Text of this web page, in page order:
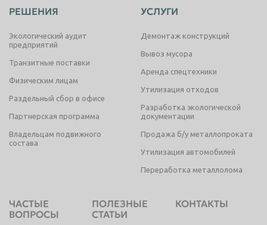
РЕШЕНИЯ
Экологический аудит
предприятий
Транзитные поставки
Физическим лицам
Раздельный сбор в офисе
Партнерская программа
Владельцам подвижного
состава
УСЛУГИ
Демонтаж конструкций
Вывоз мусора
Аренда спецтехники
Утилизация отходов
Разработка экологической
документации
Продажа б/у металлопроката
Утилизация автомобилей
Переработка металлолома
ЧАСТЫЕ
ВОПРОСЫ
ПОЛЕЗНЫЕ
СТАТЬИ
КОНТАКТЫ